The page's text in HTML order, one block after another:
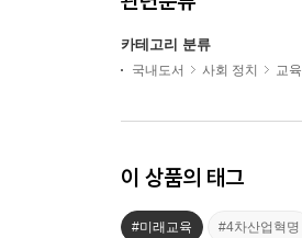
카테고리 분류
국내도서 사회 정치 교육
이 상품의 태그
#미래교육 #4차산업혁명